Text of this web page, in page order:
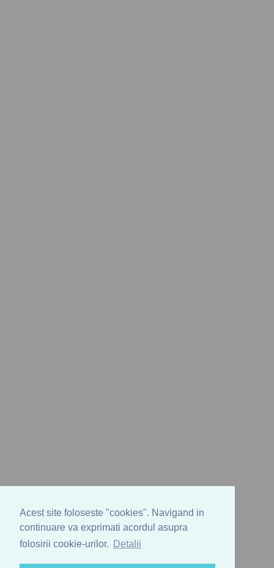
Acest site foloseste "cookies". Navigand in
continuare va exprimati acordul asupra
folosirii cookie-urilor.
Detalii